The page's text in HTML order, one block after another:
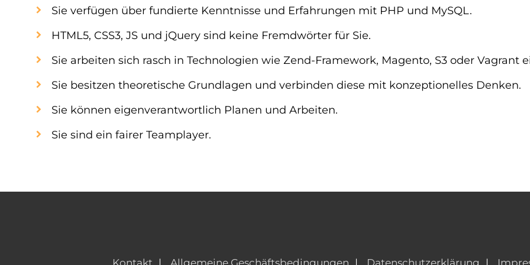
Sie verfügen über fundierte Kenntnisse und Erfahrungen mit PHP und MySQL.
HTML5, CSS3, JS und jQuery sind keine Fremdwörter für Sie.
Sie arbeiten sich rasch in Technologien wie Zend-Framework, Magento, S3 oder Vagrant
Sie besitzen theoretische Grundlagen und verbinden diese mit konzeptionelles Denken.
Sie können eigenverantwortlich Planen und Arbeiten.
Sie sind ein fairer Teamplayer.
Kontakt Allgemeine Geschäftsbedingungen Datenschutzerklärung